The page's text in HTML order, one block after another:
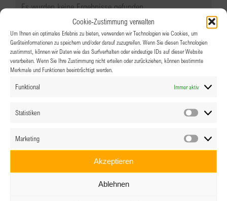
Cookie-Zustimmung verwalten
Um Ihnen ein optimales Erlebnis zu bieten, verwenden wir Technologien wie Cookies, um
Geräteinformationen zu speichern und/oder darauf zuzugreifen. Wenn Sie diesen Technologien
zustimmst, können wir Daten wie das Surfverhalten oder eindeutige IDs auf dieser Website
verarbeiten. Wenn Sie Ihre Zustimmung nicht erteilen oder zurückziehen, können bestimmte
Merkmale und Funktionen beeinträchtigt werden.
Funktional Immer aktiv
Statistiken
Marketing
Akzeptieren
Ablehnen
Es wurden keine Ergebnisse gefunden.
Anstehende
Datum
wählen.